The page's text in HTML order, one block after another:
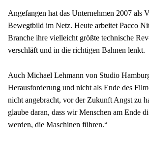
Angefangen hat das Unternehmen 2007 als
Bewegtbild im Netz. Heute arbeitet Pacco
Branche ihre vielleicht größte technische
verschläft und in die richtigen Bahnen lenkt.
Auch Michael Lehmann von Studio
Herausforderung und nicht als Ende des
nicht angebracht, vor der Zukunft Angst zu
glaube daran, dass wir Menschen am Ende
werden, die Maschinen führen.“